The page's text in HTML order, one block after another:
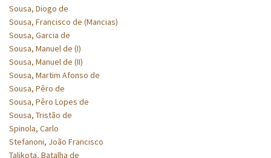
Sousa, Diogo de
Sousa, Francisco de (Mancias)
Sousa, Garcia de
Sousa, Manuel de (I)
Sousa, Manuel de (II)
Sousa, Martim Afonso de
Sousa, Pêro de
Sousa, Pêro Lopes de
Sousa, Tristão de
Spinola, Carlo
Stefanoni, João Francisco
Talikota, Batalha de